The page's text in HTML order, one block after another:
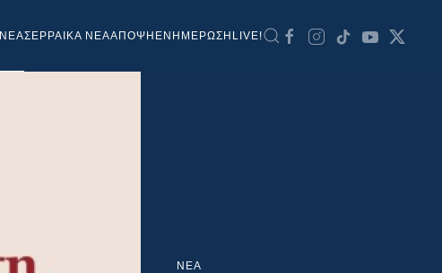
NEAΣΕΡΡΑΙΚΑ ΝΕΑΑΠΟΨΗ ΕΝΗΜΕΡΩΣΗ LIVE!
NEA